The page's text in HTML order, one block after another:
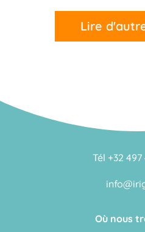
Lire
Tél +32 497
Où nous